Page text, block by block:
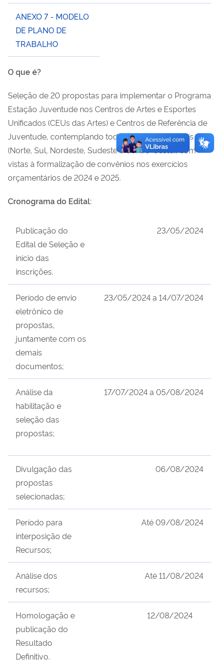
ANEXO 7 - MODELO
DE PLANO DE
TRABALHO
O que é?
Seleção de 20 propostas para implementar o Programa
Estação Juventude nos Centros de Artes e Esportes
Unificados (CEUs das Artes) e Centros de Referência de
Juventude, contemplando todas as regiões do país
(Norte, Sul, Nordeste, Sudeste e Centro-oeste), com
vistas à formalização de convênios nos exercícios
orçamentários de 2024 e 2025.
Cronograma do Edital:
Publicação do
Edital de Seleção e
início das
inscrições.
23/05/2024
Período de envio
eletrônico de
propostas,
juntamente com os
demais
documentos;
23/05/2024 a 14/07/2024
Análise da
habilitação e
seleção das
propostas;
17/07/2024a 05/08/2024
Divulgação das
propostas
selecionadas;
06/08/2024
Período para
interposição de
Recursos;
Até09/08/2024
Análise dos
recursos;
Até11/08/2024
Homologação e
publicação do
Resultado
Definitivo.
12/08/2024